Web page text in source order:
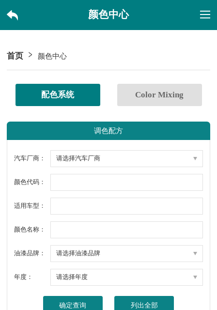
颜色中心
首页 颜色中心
配色系统 Color Mixing
调色配方
汽车厂商：
颜色代码：
适用车型：
颜色名称：
油漆品牌：
年度：
确定查询 列出全部